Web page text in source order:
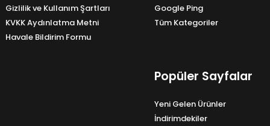
Gizlilik ve Kullanım Şartları
KVKK Aydınlatma Metni
Havale Bildirim Formu
Google Ping
Tüm Kategoriler
Popüler Sayfalar
Yeni Gelen Ürünler
İndirimdekiler